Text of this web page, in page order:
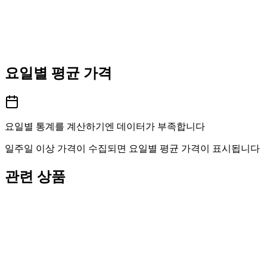
요일별 평균 가격
요일별 통계를 계산하기엔 데이터가 부족합니다
일주일 이상 가격이 수집되면 요일별 평균 가격이 표시됩니다
관련 상품